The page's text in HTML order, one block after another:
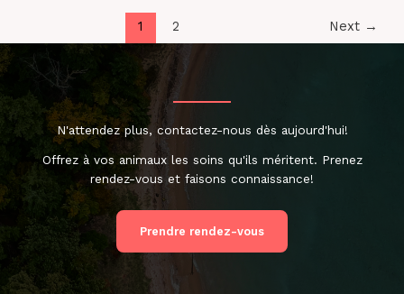
Solutions
[2026]
1 2 Next →
N'attendez plus, contactez-nous dès aujourd'hui!
Offrez à vos animaux les soins qu'ils méritent. Prenez
rendez-vous et faisons connaissance!
Prendre rendez-vous